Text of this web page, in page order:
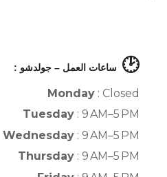
🕑 ساعات العمل – جولدشو :
Monday : Closed
Tuesday : 9 AM–5 PM
Wednesday : 9 AM–5 PM
Thursday : 9 AM–5 PM